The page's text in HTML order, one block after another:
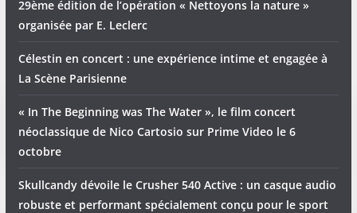
29ème édition de l’opération « Nettoyons la nature »
organisée par E. Leclerc
Célestin en concert : une expérience intime et engagée à
La Scène Parisienne
« In The Beginning was The Water », le film concert
néoclassique de Nico Cartosio sur Prime Video le 6
octobre
Skullcandy dévoile le Crusher 540 Active : un casque audio
robuste et performant spécialement conçu pour le sport